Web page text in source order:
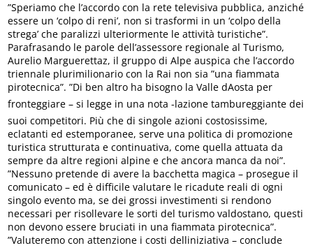
”Speriamo che l’accordo con la rete televisiva pubblica, anziché
essere un ‘colpo di reni’, non si trasformi in un ‘colpo della
strega’ che paralizzi ulteriormente le attività turistiche”.
Parafrasando le parole dell’assessore regionale al Turismo,
Aurelio Marguerettaz, il gruppo di Alpe auspica che l’accordo
triennale plurimilionario con la Rai non sia ”una fiammata
pirotecnica”. ”Di ben altro ha bisogno la Valle dAosta per
fronteggiare – si legge in una nota -lazione tambureggiante dei
suoi competitori. Più che di singole azioni costosissime,
eclatanti ed estemporanee, serve una politica di promozione
turistica strutturata e continuativa, come quella attuata da
sempre da altre regioni alpine e che ancora manca da noi”.
”Nessuno pretende di avere la bacchetta magica – prosegue il
comunicato – ed è difficile valutare le ricadute reali di ogni
singolo evento ma, se dei grossi investimenti si rendono
necessari per risollevare le sorti del turismo valdostano, questi
non devono essere bruciati in una fiammata pirotecnica”.
”Valuteremo con attenzione i costi delliniziativa – conclude